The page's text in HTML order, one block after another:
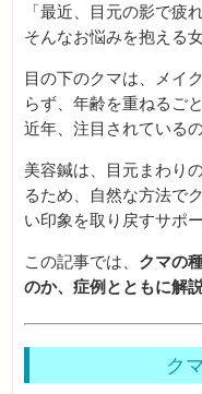
「最近、目元の影で疲
そんなお悩みを抱える
目の下のクマは、メイ
らず、年齢を重ねるご
近年、注目されている
美容鍼は、目元まわり
るため、自然な方法で
い印象を取り戻すサポ
この記事では、 クマの
のか、症例とともに解
ク